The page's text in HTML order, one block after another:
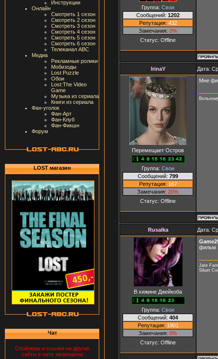
Инструкции
Онлайн
Смотреть 1 сезон
Смотреть 2 сезон
Смотреть 3 сезон
Смотреть 4 сезон
Смотреть 5 сезон
Смотреть 6 сезон
Телеканал ABC
Медиа
Рекламные ролики
Мобизоды
Lost Puzzle
Обои
Lost:The Video
Game
Музыка из сериала
Книги из сериала
Фан-уголок
Фан-Арт
Фан-Клуб
Фан-Фикшн
Форум
LOST магазин
Чат
Спойлеры и ссылки на другие
сайты в чате запрещены
Группа: Свои
Сообщений: 1202
Репутация: 432
Замечания: 0%
Статус: Offline
IrinaY Дата:
Перемещает Остров
Группа: Свои
Сообщений: 799
Репутация: 167
Замечания: 20%
Статус: Offline
Мне
Rusalka Дата:
В хижине Джейкоба
Группа: Свои
Сообщений: 404
Репутация: 1901
Замечания: 0%
Статус: Offline
фильм
Jate
Siluet